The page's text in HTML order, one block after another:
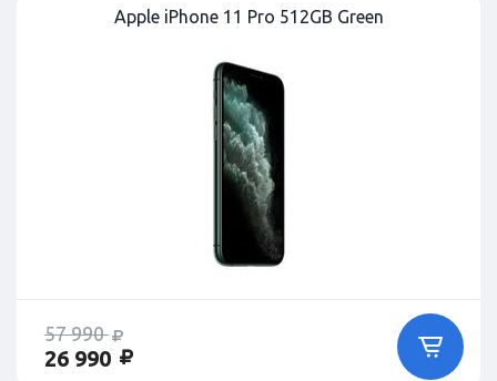
Apple iPhone 11 Pro 512GB Green
57 990
26 990